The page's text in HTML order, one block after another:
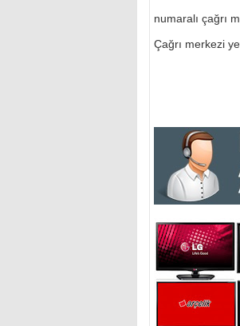
numaralı çağrı
Çağrı merkezi